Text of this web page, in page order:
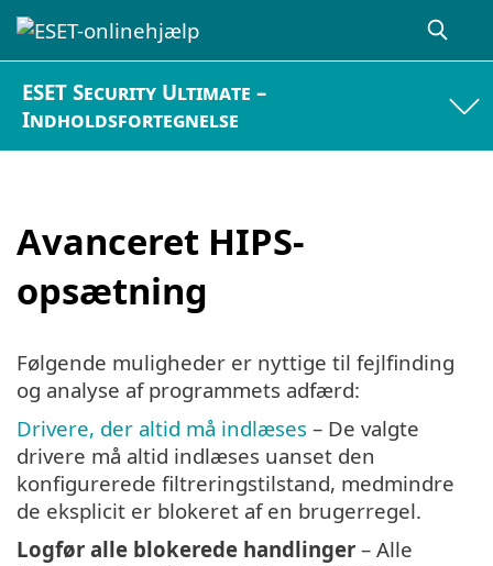
ESET Security Ultimate –
Indholdsfortegnelse
Avanceret HIPS-
opsætning
Følgende muligheder er nyttige til fejlfinding
og analyse af programmets adfærd:
Drivere, der altid må indlæses – De valgte
drivere må altid indlæses uanset den
konfigurerede filtreringstilstand, medmindre
de eksplicit er blokeret af en brugerregel.
Logfør alle blokerede handlinger – Alle